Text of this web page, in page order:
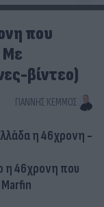
που
Με
βίντεο)
ΓΙΆΝΝΗΣ ΚΈΜΜΟΣ
η 46χρονη -
η 46χρονη που